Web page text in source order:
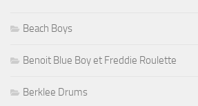
Beach Boys
Benoit Blue Boy et Freddie Roulette
Berklee Drums